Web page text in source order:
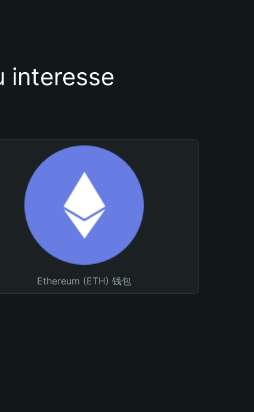
interesse
Ethereum (ETH) 钱包